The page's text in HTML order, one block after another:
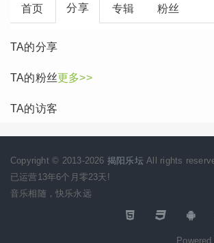
首页 分享 专辑 粉丝
TA的分享
TA的粉丝更多>>
TA的访客
Copyright © 2013-2026 揭阳乐坛 All rights
已运营13年6个月零23天!
音乐相随，快乐永远
Powered